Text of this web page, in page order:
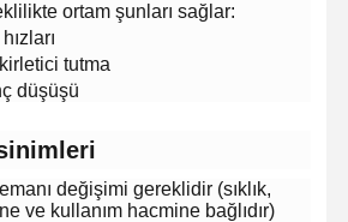
ortam şunları sağlar:
tutma
düşüşü
değişimi gereklidir (sıklık,
ve kullanım hacmine bağlıdır)